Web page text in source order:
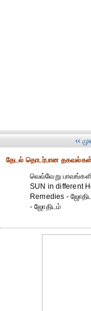
‹‹
தேட‌ல் தொட‌ர்பான
வெவ்வேறு
SUN in different
Remedies -
- ஜோதிடம்